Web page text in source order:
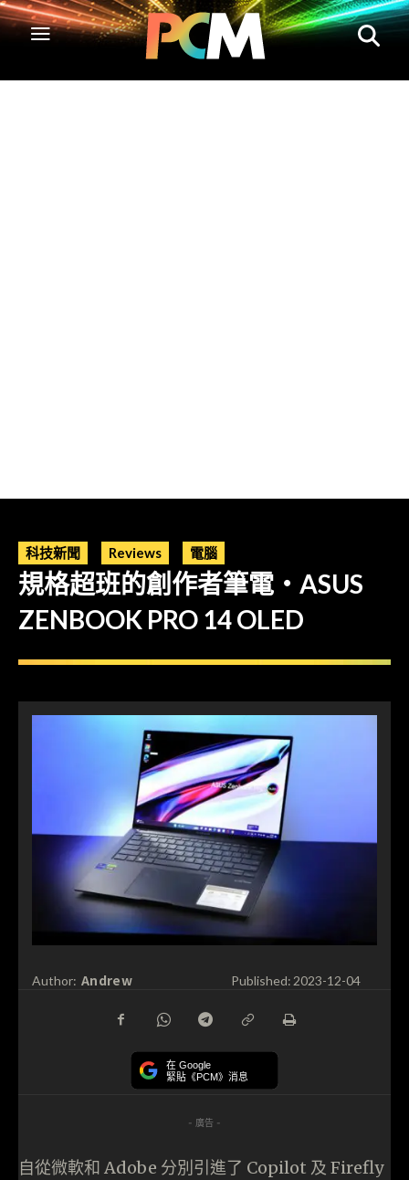
科技新聞 Reviews 電腦
規格超班的創作者筆電・ASUS
ZENBOOK PRO 14 OLED
Author: Andrew Published:2023-12-04
在 Google
緊貼《PCM》消息
- 廣告 -
自從微軟和 Adobe 分別引進了 Copilot 及 Firefly